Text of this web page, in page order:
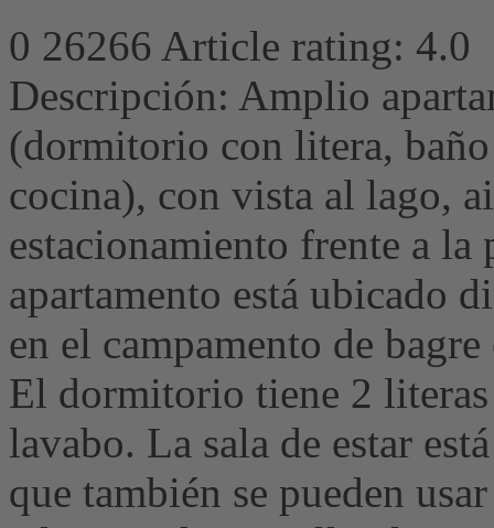
0 26266 Article rating: 4.0
Descripción: Amplio
(dormitorio con litera, baño
cocina), con vista al lago,
estacionamiento frente a
apartamento está ubicado
en el campamento de
El dormitorio tiene 2
lavabo. La sala de estar
que también se pueden